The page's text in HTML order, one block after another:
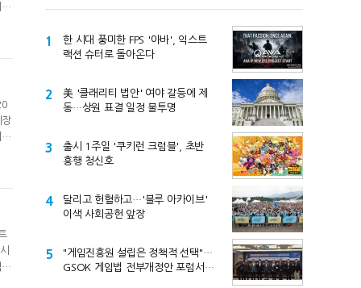
장
1
한 시대 풍미한 FPS '아바', 익스트
랙션 슈터로 돌아온다
2
美 '클래리티 법안' 여야 갈등에 제
동…상원 표결 일정 불투명
3
출시 1주일 '쿠키런 크럼블', 초반
흥행 청신호
4
달리고 헌혈하고…'블루 아카이브'
이색 사회공헌 앞장
5
"게임진흥원 설립은 정책적 선택"…
GSOK 게임법 전부개정안 포럼서